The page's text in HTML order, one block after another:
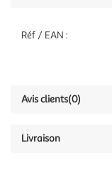
Réf / EAN :
Avis clients(0)
Livraison